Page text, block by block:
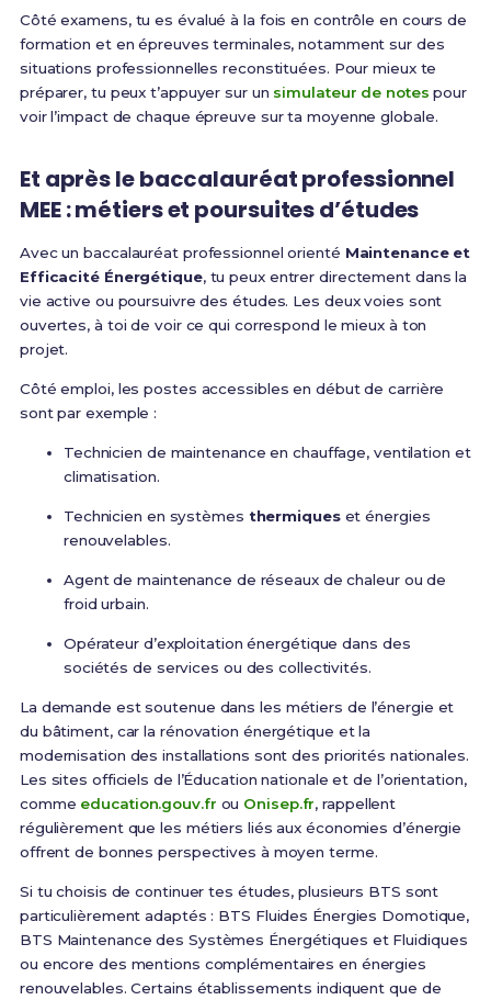
Côté examens, tu es évalué à la fois en contrôle en cours de
formation et en épreuves terminales, notamment sur des
situations professionnelles reconstituées. Pour mieux te
préparer, tu peux t’appuyer sur un simulateur de notes pour
voir l’impact de chaque épreuve sur ta moyenne globale.
Et après le baccalauréat professionnel
MEE : métiers et poursuites d’études
Avec un baccalauréat professionnel orienté Maintenance et
Efficacité Énergétique, tu peux entrer directement dans la
vie active ou poursuivre des études. Les deux voies sont
ouvertes, à toi de voir ce qui correspond le mieux à ton
projet.
Côté emploi, les postes accessibles en début de carrière
sont par exemple :
Technicien de maintenance en chauffage, ventilation et
climatisation.
Technicien en systèmes thermiqueset énergies
renouvelables.
Agent de maintenance de réseaux de chaleur ou de
froid urbain.
Opérateur d’exploitation énergétique dans des
sociétés de services ou des collectivités.
La demande est soutenue dans les métiers de l’énergie et
du bâtiment, car la rénovation énergétique et la
modernisation des installations sont des priorités nationales.
Les sites officiels de l’Éducation nationale et de l’orientation,
comme education.gouv.fr ou Onisep.fr, rappellent
régulièrement que les métiers liés aux économies d’énergie
offrent de bonnes perspectives à moyen terme.
Si tu choisis de continuer tes études, plusieurs BTS sont
particulièrement adaptés : BTS Fluides Énergies Domotique,
BTS Maintenance des Systèmes Énergétiques et Fluidiques
ou encore des mentions complémentaires en énergies
renouvelables. Certains établissements indiquent que de